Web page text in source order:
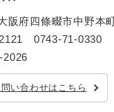
阪府四條畷市中野本
0743-71-0330
2026
い合わせはこちら